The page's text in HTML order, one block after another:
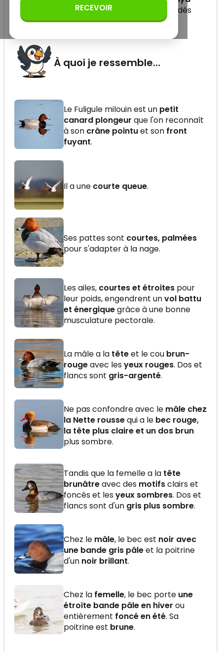
ferina', de la famille des Anatidés
(ordre des Ansériformes)
À quoi je ressemble…
Le Fuligule milouin est un petit
canard plongeur que l'on reconnaît
à son crâne pointuet son front
fuyant.
Il a une courte queue.
Ses pattes sont courtes, palmées
pour s'adapter à la nage.
Les ailes, courtes et étroites pour
leur poids, engendrent unvol battu
et énergiquegrâce à une bonne
musculature pectorale.
La mâle a la têteet le cou brun-
rougeavec lesyeux rouges. Dos et
flancs sont gris-argenté.
Ne pas confondre avec le mâle chez
la Nette roussequi a le bec rouge,
la tête plus claire et un dos brun
plus sombre.
Tandis que la femelle a la tête
brunâtreavec des motifsclairs et
foncés et lesyeux sombres. Dos et
flancs sont d'un gris plus sombre.
Chez le mâle, le bec est noir avec
une bande gris pâleet la poitrine
d'un noir brillant.
Chez la femelle, le bec porte une
étroite bande pâle en hiver ou
entièrement foncé en été. Sa
poitrine est brune.
RECEVOIR